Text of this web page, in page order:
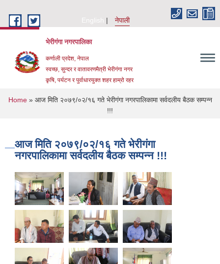
English
नेपाली
भेरीगंगा नगरपालिका
कर्णाली प्रदेश, नेपाल
स्वच्छ, सुन्दर र वातावरणमैत्री भेरीगंगा नगर
कृषि, पर्यटन र पुर्वाधारयुक्त शहर हाम्रो रहर
You are here
Home» आज मिति २०७९/०२/१६ गते भेरीगंगा नगरपालिकामा सर्वदलीय बैठक सम्पन्न
!!!
आज मिति २०७९/०२/१६ गते भेरीगंगा
नगरपालिकामा सर्वदलीय बैठक सम्पन्न !!!